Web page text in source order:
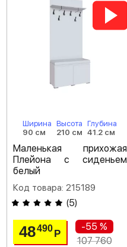
Ширина
90 см
Высота
210 см
Глубина
41.2 см
Маленькая прихожая
Плейона с сиденьем
белый
Код товара: 215189
(5)
48490Р
-55 %
107 760